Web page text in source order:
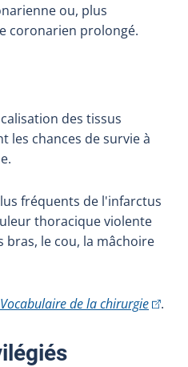
ou, plus
coronarien prolongé.
des tissus
les chances de survie à
fréquents de l'infarctus
thoracique violente
le cou, la mâchoire
Vocabulaire de la chirurgie(Cet
.
: